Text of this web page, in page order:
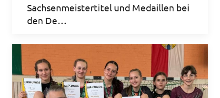
Sachsenmeistertitel und Medaillen bei
den De…